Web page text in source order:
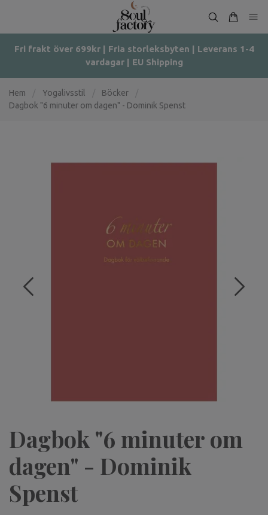
Fri frakt över 699kr | Fria storleksbyten | Leverans 1-4
vardagar | EU Shipping
Hem Yogalivsstil Böcker
Dagbok "6 minuter om dagen" - Dominik Spenst
Dagbok "6 minuter om
dagen" - Dominik
Spenst